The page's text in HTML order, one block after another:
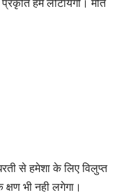
से हमेशा के लिए विलुप्त
भी नही लगेगा।